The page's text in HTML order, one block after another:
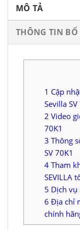
MÔ TẢ
THÔNG TIN BỔ
1 Cập
Sevilla SV
2 Video
70K1
3 Thông
SV 70K1
4 Tham
SEVILLA
5 Dịch vụ
6 Địa chỉ
chính